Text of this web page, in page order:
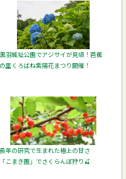
黒羽城址公園でアジサイが見頃！芭蕉
の里くろばね紫陽花まつり開催！
長年の研究で生まれた極上の甘さ
「こまき園」でさくらんぼ狩り🍒